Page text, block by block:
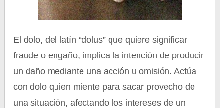
El dolo, del latín “dolus” que quiere significar
fraude o engaño, implica la intención de producir
un daño mediante una acción u omisión. Actúa
con dolo quien miente para sacar provecho de
una situación, afectando los intereses de un